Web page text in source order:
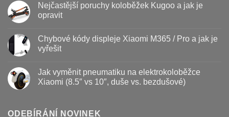
koloběžky
–
kdy
jak
prodloužit
životnost
u
textu
s
vyměnit
brzdové
destičky
na
koloběžce
Nejčastější poruchy koloběžek Kugoo a jak je
opravit
u
textu
s
poruchy
koloběžek
Kugoo
opravit
Chybové kódy displeje Xiaomi M365 / Pro a jak je
vyřešit
textu
s
displeje
Jak vyměnit pneumatiku na elektrokoloběžce
Xiaomi (8.5″ vs 10″, duše vs. bezdušové)
textu
ODEBÍRÁNÍ NOVINEK